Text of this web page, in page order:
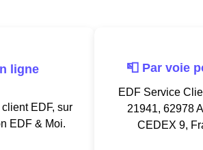
ligne
EDF, sur
EDF & Moi.
📮 Par voie
EDF Service
21941, 62978
CEDEX 9,